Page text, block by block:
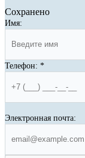
Сохранено
Имя:
Телефон: *
Электронная почта: